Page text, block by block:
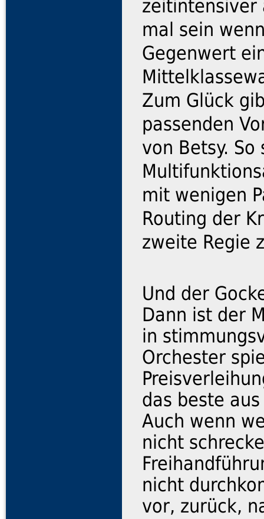
zeitintensiver
mal sein
Gegenwert
Zum Glück
passenden
von Betsy.
mit wenigen
Routing der
zweite Regie
Und der
Dann ist der
in
Orchester
das beste
Auch wenn
nicht
nicht
vor, zurück,